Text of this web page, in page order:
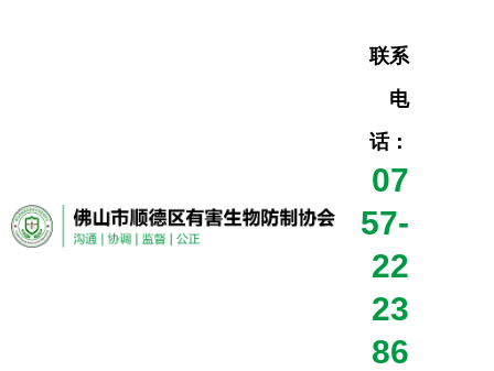
联系
电
话：
07
57-
22
23
86